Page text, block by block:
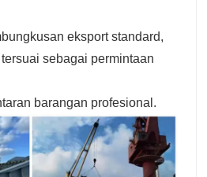
eksport standard,
sebagai permintaan
barangan profesional.